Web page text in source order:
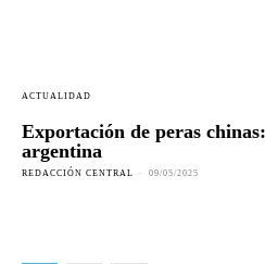
ACTUALIDAD
Exportación de peras
argentina
REDACCIÓN CENTRAL - 09/05/2025